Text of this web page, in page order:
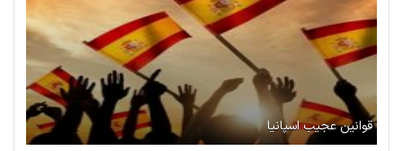
قوانین عجیب اسپانیا